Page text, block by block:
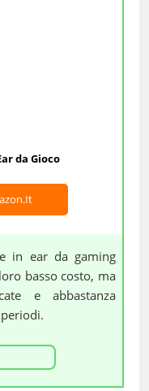
da Gioco
in ear da gaming
basso costo, ma
e abbastanza